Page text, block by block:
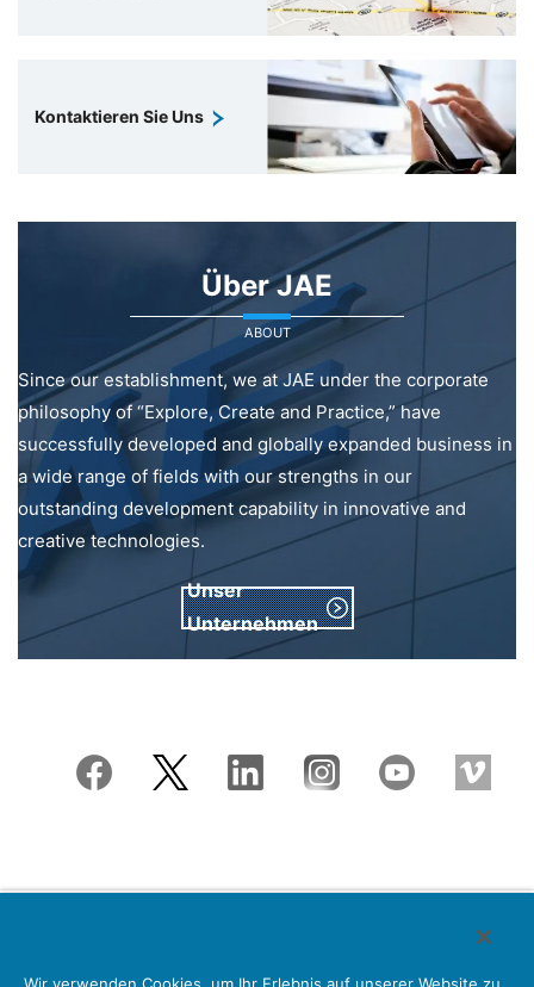
Kontaktieren Sie Uns
Über JAE
ABOUT
Since our establishment, we at JAE under the corporate
philosophy of “Explore, Create and Practice,” have
successfully developed and globally expanded business in
a wide range of fields with our strengths in our
outstanding development capability in innovative and
creative technologies.
Unser
Unternehmen